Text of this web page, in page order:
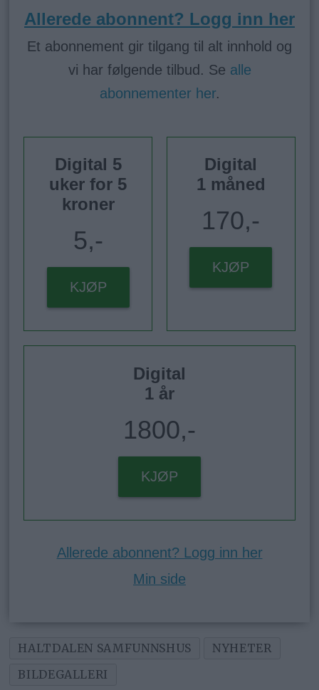
Allerede abonnent? Logg inn her
Et abonnement gir tilgang til alt innhold og
vi har følgende tilbud. Se alle
abonnementer her.
Digital 5
uker for 5
kroner
5,-
KJØP
Digital
1 måned
170,-
KJØP
Digital
1 år
1800,-
KJØP
Allerede abonnent? Logg inn her
Min side
HALTDALEN SAMFUNNSHUS
NYHETER
BILDEGALLERI